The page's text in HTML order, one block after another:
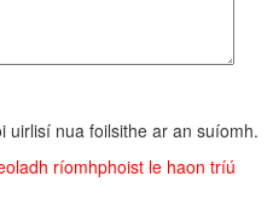
uirlisí nua foilsithe ar an suíomh.
ríomhphoist le haon tríú